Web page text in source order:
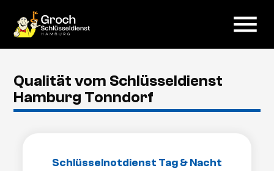
menu
Qualität vom Schlüsseldienst
Hamburg Tonndorf
Schlüsselnotdienst Tag & Nacht